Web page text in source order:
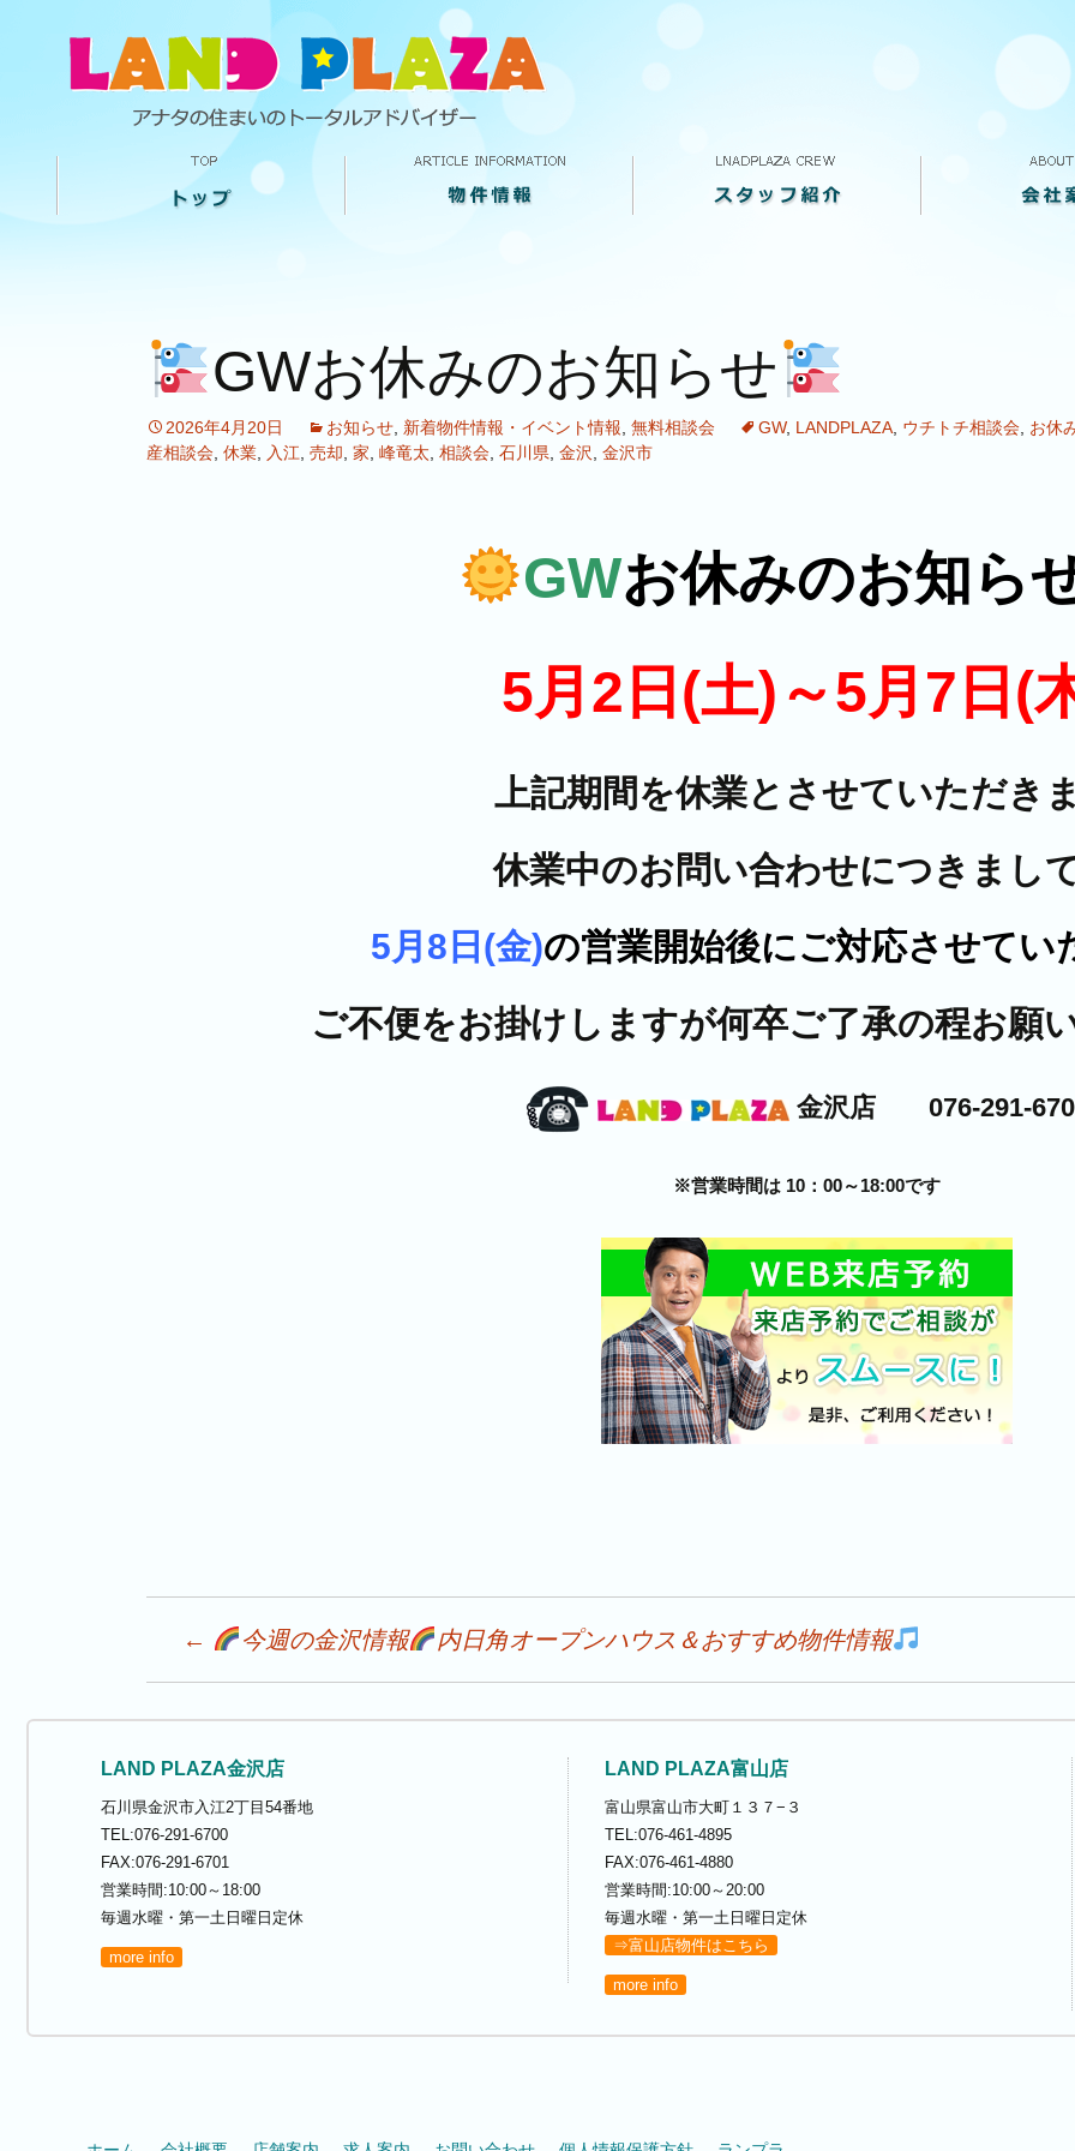
GWお休みのお知らせ
2026年4月20日 お知らせ 新着物件情報・イベント情報 無料相談会 GW, LANDPLAZA ウチトチ相談会 お休
産相談会 休業 入江 売却 家 峰竜太 相談会 石川県 金沢 金沢市
GWお休みのお知ら
5月2日(土)～5月7日(
上記期間を休業とさせていただき
休業中のお問い合わせにつきまし
5月8日(金)の営業開始後にご対応させてい
ご不便をお掛けしますが何卒ご了承の程お願
金沢店 076-291-
※営業時間は 10：00～18:00です
Post
navigation
← 今週の金沢情報 内日角オープンハウス＆おすすめ物件情報
LAND PLAZA金沢店
石川県金沢市入江2丁目54番地
TEL:076-291-6700
FAX:076-291-6701
営業時間:10:00～18:00
毎週水曜・第一土日曜日定休
more info
LAND PLAZA富山店
富山県富山市大町１３７−３
TEL:076-461-4895
FAX:076-461-4880
営業時間:10:00～20:00
毎週水曜・第一土日曜日定休
⇒富山店物件はこちら
more info